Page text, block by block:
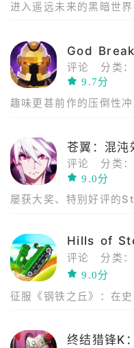
进入遥远未来的黑暗世
God
评论 分类
9.7分
趣味更甚前作的压倒性
苍翼：混沌
评论 分类
9.0分
屡获大奖、特别好评的
Hills of
评论 分类
9.0分
征服《钢铁之丘》：在
终结猎锋K